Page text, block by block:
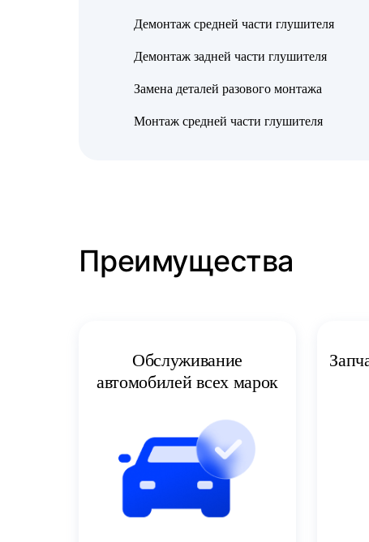
Демонтаж средней части глушителя
Демонтаж задней части глушителя
Замена деталей разового монтажа
Монтаж средней части глушителя
Преимущества
Обслуживание
автомобилей всех марок